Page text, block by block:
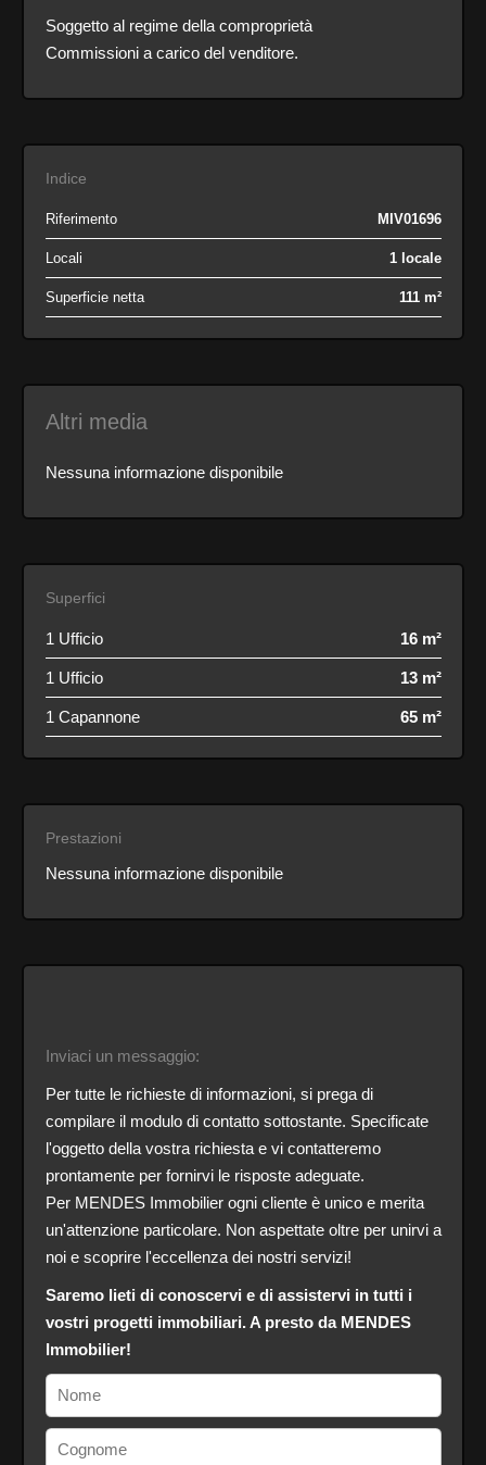
Soggetto al regime della comproprietà
Commissioni a carico del venditore.
Indice
Riferimento MIV01696
Locali 1 locale
Superficie netta 111 m²
Altri media
Nessuna informazione disponibile
Superfici
1 Ufficio 16 m²
1 Ufficio 13 m²
1 Capannone 65 m²
Prestazioni
Nessuna informazione disponibile
Inviaci un messaggio:
Per tutte le richieste di informazioni, si prega di
compilare il modulo di contatto sottostante. Specificate
l'oggetto della vostra richiesta e vi contatteremo
prontamente per fornirvi le risposte adeguate.
Per MENDES Immobilier ogni cliente è unico e merita
un'attenzione particolare. Non aspettate oltre per unirvi a
noi e scoprire l'eccellenza dei nostri servizi!
Saremo lieti di conoscervi e di assistervi in tutti i
vostri progetti immobiliari. A presto da MENDES
Immobilier!